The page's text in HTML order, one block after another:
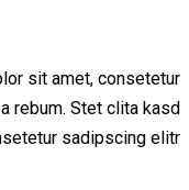
sit amet, consetetur
rebum. Stet clita kasd
sadipscing elitr.